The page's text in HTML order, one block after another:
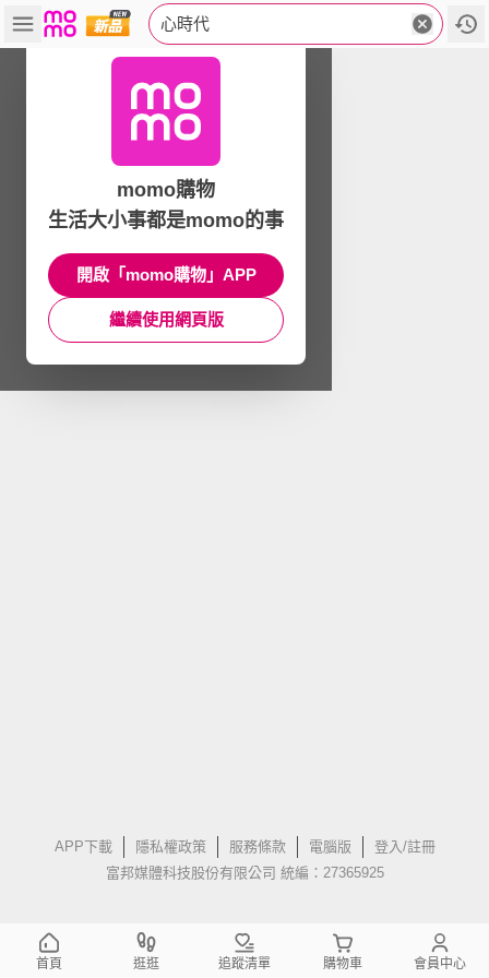
心時代
APP下載 隱私權政策 服務條款 電腦版
登入/註冊
富邦媒體科技股份有限公司 統編：27365925
momo購物
生活大小事都是momo的事
開啟「momo購物」APP
繼續使用網頁版
首頁 逛逛 追蹤清單 購物車 會員中心